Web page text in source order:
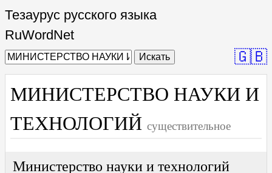
Тезаурус русского языка
RuWordNet
Искать 🇬🇧
МИНИСТЕРСТВО НАУКИ И
ТЕХНОЛОГИЙ существительное
Министерство науки и технологий